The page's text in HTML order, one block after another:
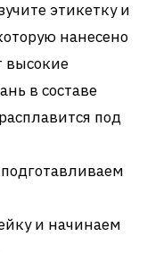
этикетку и
нанесено
высокие
в составе
под
и начинаем